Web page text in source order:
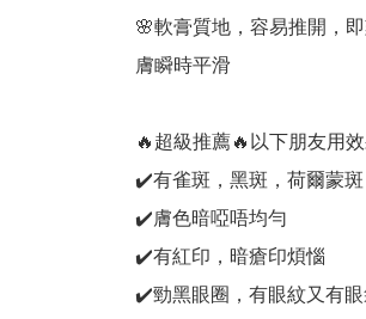
🌸軟膏質地，容易推開，
膚瞬時平滑
🔥超級推薦🔥以下朋友用
✔️有雀斑，黑斑，荷爾蒙斑
✔️膚色暗啞唔均勻
✔️有紅印，暗瘡印煩惱
✔️勁黑眼圈，有眼紋又有眼